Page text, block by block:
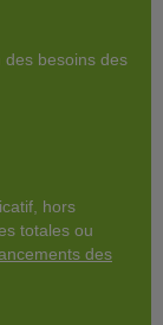
des besoins des
hors
totales ou
des